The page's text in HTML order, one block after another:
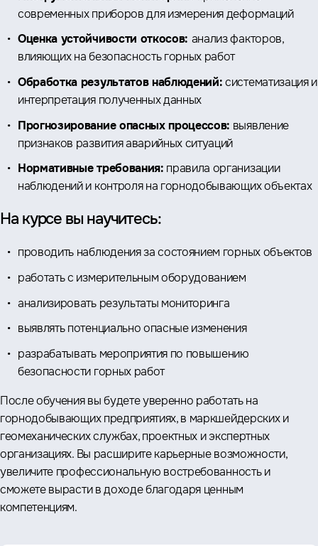
современных приборов для измерения деформаций
Оценка устойчивости откосов: анализ факторов,
влияющих на безопасность горных работ
Обработка результатов наблюдений:систематизация и
интерпретация полученных данных
Прогнозирование опасных процессов: выявление
признаков развития аварийных ситуаций
Нормативные требования: правила организации
наблюдений и контроля на горнодобывающих объектах
На курсе вы научитесь:
проводить наблюдения за состоянием горных объектов
работать с измерительным оборудованием
анализировать результаты мониторинга
выявлять потенциально опасные изменения
разрабатывать мероприятия по повышению
безопасности горных работ
После обучения вы будете уверенно работать на
горнодобывающих предприятиях, в маркшейдерских и
геомеханических службах, проектных и экспертных
организациях. Вы расширите карьерные возможности,
увеличите профессиональную востребованность и
сможете вырасти в доходе благодаря ценным
компетенциям.